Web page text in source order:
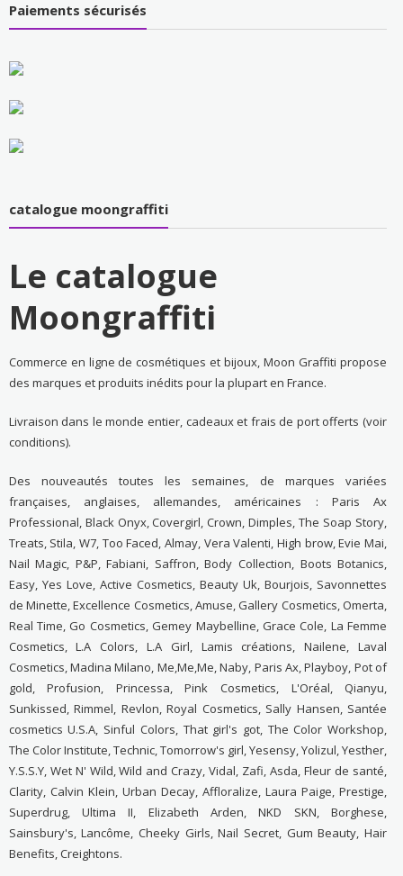
Paiements sécurisés
catalogue moongraffiti
Le catalogue
Moongraffiti
Commerce en ligne de cosmétiques et bijoux, Moon Graffiti propose
des marques et produits inédits pour la plupart en France.
Livraison dans le monde entier, cadeaux et frais de port offerts (voir
conditions).
Des nouveautés toutes les semaines, de marques variées
françaises, anglaises, allemandes, américaines : Paris Ax
Professional, Black Onyx, Covergirl, Crown, Dimples, The Soap Story,
Treats, Stila, W7, Too Faced, Almay, Vera Valenti, High brow, Evie Mai,
Nail Magic, P&P, Fabiani, Saffron, Body Collection, Boots Botanics,
Easy, Yes Love, Active Cosmetics, Beauty Uk, Bourjois, Savonnettes
de Minette, Excellence Cosmetics, Amuse, Gallery Cosmetics, Omerta,
Real Time, Go Cosmetics, Gemey Maybelline, Grace Cole, La Femme
Cosmetics, L.A Colors, L.A Girl, Lamis créations, Nailene, Laval
Cosmetics, Madina Milano, Me,Me,Me, Naby, Paris Ax, Playboy, Pot of
gold, Profusion, Princessa, Pink Cosmetics, L'Oréal, Qianyu,
Sunkissed, Rimmel, Revlon, Royal Cosmetics, Sally Hansen, Santée
cosmetics U.S.A, Sinful Colors, That girl's got, The Color Workshop,
The Color Institute, Technic, Tomorrow's girl, Yesensy, Yolizul, Yesther,
Y.S.S.Y, Wet N' Wild, Wild and Crazy, Vidal, Zafi, Asda, Fleur de santé,
Clarity, Calvin Klein, Urban Decay, Affloralize, Laura Paige, Prestige,
Superdrug, Ultima II, Elizabeth Arden, NKD SKN, Borghese,
Sainsbury's, Lancôme, Cheeky Girls, Nail Secret, Gum Beauty, Hair
Benefits, Creightons.